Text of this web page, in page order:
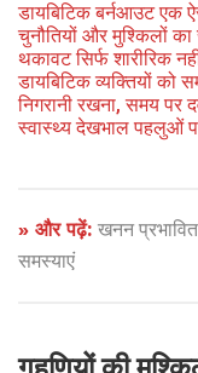
डायबिटिक बर्नआउट एक
चुनौतियों और मुश्किलों
थकावट सिर्फ शारीरिक
डायबिटिक व्यक्तियों
निगरानी रखना, समय पर
स्वास्थ्य देखभाल पहलुओं
» और पढ़ें: खनन
समस्याएं